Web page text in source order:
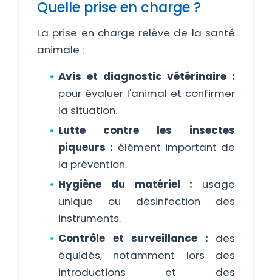
Quelle prise en charge ?
La prise en charge relève de la santé
animale :
Avis et diagnostic vétérinaire :
pour évaluer l'animal et confirmer
la situation.
Lutte contre les insectes
piqueurs : élément important de
la prévention.
Hygiène du matériel : usage
unique ou désinfection des
instruments.
Contrôle et surveillance : des
équidés, notamment lors des
introductions et des